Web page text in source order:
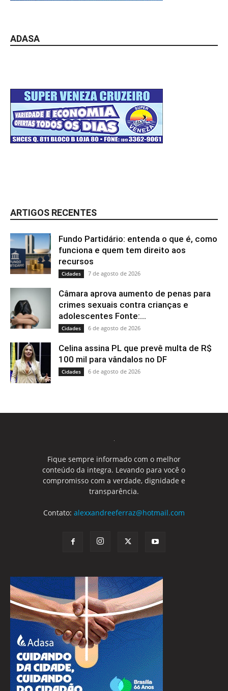
ADASA
ARTIGOS RECENTES
Fundo Partidário: entenda o que é, como
funciona e quem tem direito aos
recursos
Cidades 7 de agosto de 2026
Câmara aprova aumento de penas para
crimes sexuais contra crianças e
adolescentes Fonte:...
Cidades 6 de agosto de 2026
Celina assina PL que prevê multa de R$
100 mil para vândalos no DF
Cidades 6 de agosto de 2026
Fique sempre informado com o melhor
conteúdo da integra. Levando para você o
compromisso com a verdade, dignidade e
transparência.
Contato: alexxandreeferraz@hotmail.com